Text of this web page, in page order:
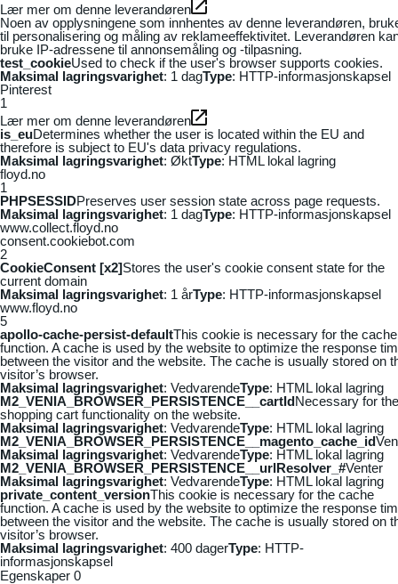
Lær mer om denne leverandøren
Noen av opplysningene som innhentes av denne leverandøren,
til personalisering og måling av reklameeffektivitet. Leverandøren
bruke IP-adressene til annonsemåling og -tilpasning.
test_cookieUsed to check if the user's browser supports cookies.
Maksimal lagringsvarighet: 1 dagType: HTTP-informasjonskapsel
Pinterest
1
Lær mer om denne leverandøren
is_euDetermines whether the user is located within the EU and
therefore is subject to EU's data privacy regulations.
Maksimal lagringsvarighet: ØktType: HTML lokal lagring
floyd.no
1
PHPSESSIDPreserves user session state across page requests.
Maksimal lagringsvarighet: 1 dagType: HTTP-informasjonskapsel
www.collect.floyd.no
consent.cookiebot.com
2
CookieConsent [x2]Stores the user's cookie consent state for the
current domain
Maksimal lagringsvarighet: 1 årType: HTTP-informasjonskapsel
www.floyd.no
5
apollo-cache-persist-defaultThis cookie is necessary for the cache
function. A cache is used by the website to optimize the response
between the visitor and the website. The cache is usually stored on
visitor’s browser.
Maksimal lagringsvarighet: VedvarendeType: HTML lokal lagring
M2_VENIA_BROWSER_PERSISTENCE__cartIdNecessary for the
shopping cart functionality on the website.
Maksimal lagringsvarighet: VedvarendeType: HTML lokal lagring
M2_VENIA_BROWSER_PERSISTENCE__magento_cache_id
Maksimal lagringsvarighet: VedvarendeType: HTML lokal lagring
M2_VENIA_BROWSER_PERSISTENCE__urlResolver_#Venter
Maksimal lagringsvarighet: VedvarendeType: HTML lokal lagring
private_content_versionThis cookie is necessary for the cache
function. A cache is used by the website to optimize the response
between the visitor and the website. The cache is usually stored on
visitor’s browser.
Maksimal lagringsvarighet: 400 dagerType: HTTP-
informasjonskapsel
Egenskaper 0